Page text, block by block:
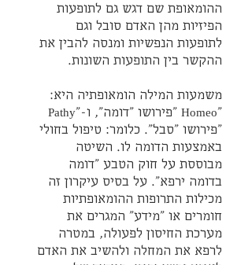
ההומאופת שם דגש גם לתופעות
הפיזיות מהן האדם סובל וגם
לתופעות הנפשיות ומנסה להבין את
ההקשר בין התופעות השונות.
משמעות המילה הומאופתיה היא:
"פירושו "סבל". כלומר: טיפול בחולי
באמצעות הדומה לו. השיטה
מבוססת על חוק הטבע "דומה
בדומה ירפא". על בסיס עיקרון זה
מכילות התרופות ההומאופתיות
חומרים או "מידע" המגרים את
מערכת החיסון לפעולה, במטרה
לרפא את המחלה ולהשיב את האדם